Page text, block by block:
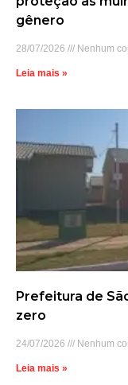
gênero
28/07/2026 Nenhum
Leia mais »
Prefeitura de
zero
24/07/2026 Nenhum
Leia mais »